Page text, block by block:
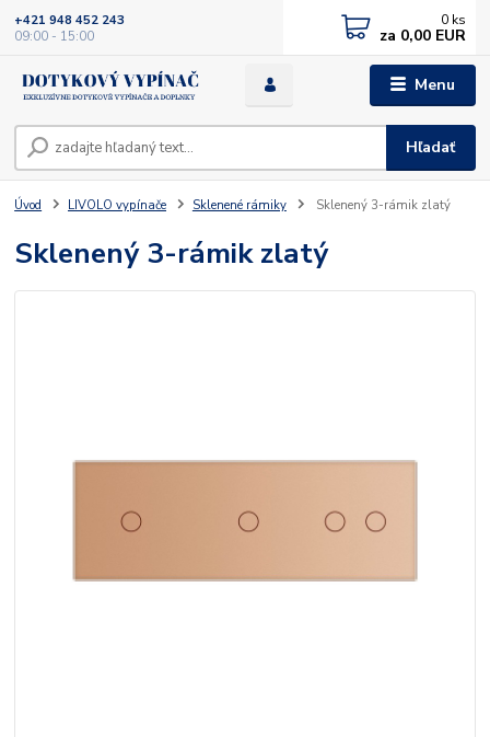
Menu
Hľadať
+421 948 452 243
09:00 - 15:00
0 ks
za 0,00 EUR
Úvod LIVOLO vypínače Sklenené rámiky Sklenený 3-rámik zlatý
Sklenený 3-rámik zlatý